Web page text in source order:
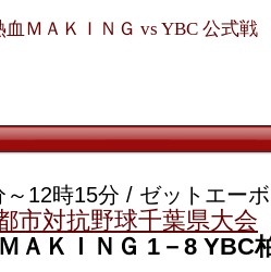
ＭＡＫＩＮＧ vs YBC 公式戦
12時15分 / ゼットエー
市対抗野球千葉県大会
ＡＫＩＮＧ 1－8 YBC